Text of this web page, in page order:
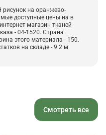
рисунок на оранжево-
доступные цены на в
магазин тканей
- 04-1520. Страна
этого материала - 150.
на складе - 9.2 м
Смотреть все